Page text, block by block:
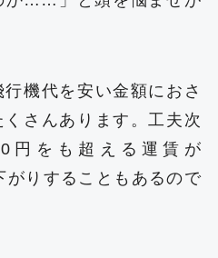
機代を安い金額におさ
さんあります。工夫次
円をも超える運賃が
りすることもあるので